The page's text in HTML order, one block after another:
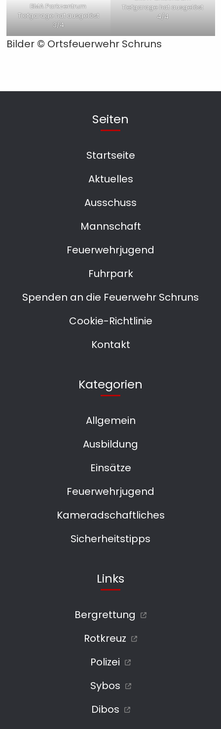
BMA Parkzentrum
Tiefgarage hat ausgelöst
3/4
Tiefgarage hat ausgelöst
4/4
Bilder © Ortsfeuerwehr Schruns
Seiten
Startseite
Aktuelles
Ausschuss
Mannschaft
Feuerwehrjugend
Fuhrpark
Spenden an die Feuerwehr Schruns
Cookie-Richtlinie
Kontakt
Kategorien
Allgemein
Ausbildung
Einsätze
Feuerwehrjugend
Kameradschaftliches
Sicherheitstipps
Links
Bergrettung
Rotkreuz
Polizei
Sybos
Dibos